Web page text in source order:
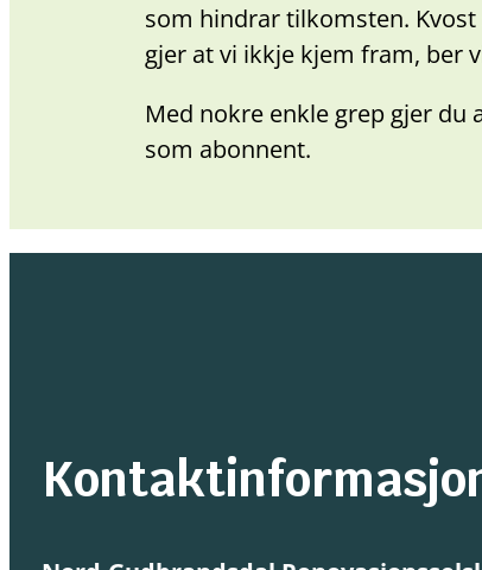
som hindrar tilkomsten.
gjer at vi ikkje kjem fram, ber
Med nokre enkle grep gjer du
som abonnent.